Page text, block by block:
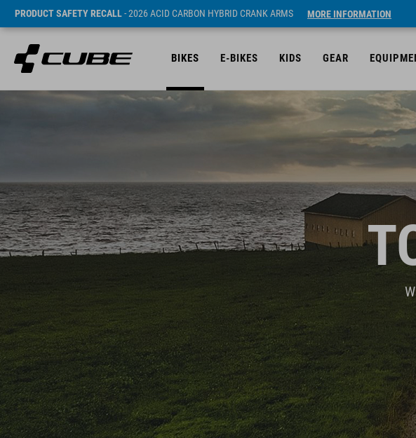
PRODUCT SAFETY RECALL- 2026 ACID CARBON HYBRID CRANK ARMS MORE INFORMATION
BIKES E-BIKES KIDS GEAR